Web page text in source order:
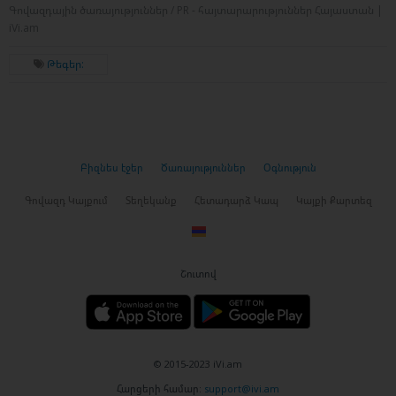
Թեգեր:
Բիզնես էջեր Ծառայություններ Օգնություն
Գովազդ Կայքում Տեղեկանք Հետադարձ Կապ Կայքի Քարտեզ
Շուտով
© 2015-2023 iVi.am
Հարցերի համար: support@ivi.am